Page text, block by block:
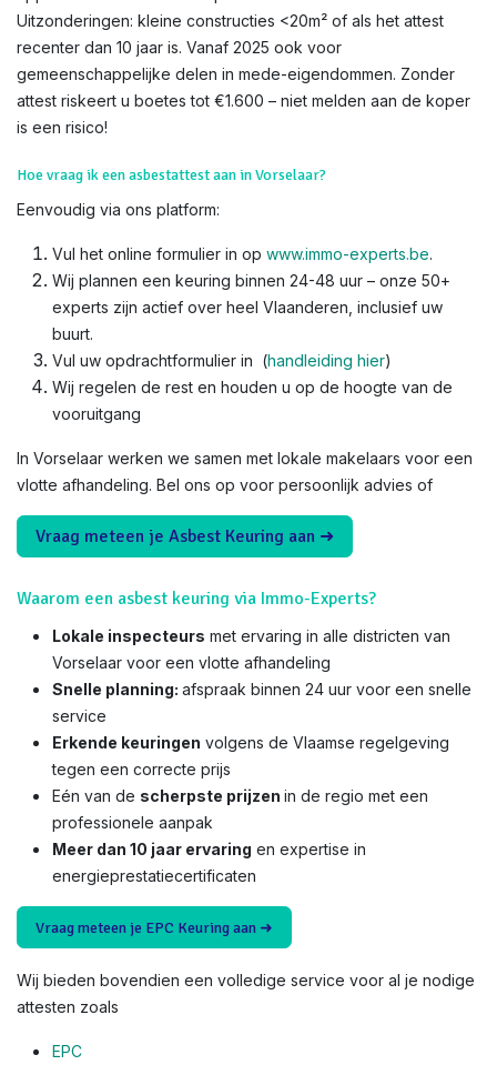
Uitzonderingen: kleine constructies <20m² of als het attest
recenter dan 10 jaar is. Vanaf 2025 ook voor
gemeenschappelijke delen in mede-eigendommen. Zonder
attest riskeert u boetes tot €1.600 – niet melden aan de koper
is een risico!​
Hoe vraag ik een asbestattest aan in Vorselaar?
Eenvoudig via ons platform:
Vul het online formulier in op www.immo-experts.be.
Wij plannen een keuring binnen 24-48 uur – onze 50+
experts zijn actief over heel Vlaanderen, inclusief uw
buurt.
Vul uw opdrachtformulier in (handleiding hier)
Wij regelen de rest en houden u op de hoogte van de
vooruitgang
In Vorselaar werken we samen met lokale makelaars voor een
vlotte afhandeling. Bel ons op voor persoonlijk advies of
Vraag meteen je Asbest Keuring aan ➜
Waarom een asbest keuring via Immo-Experts?
Lokale inspecteurs met ervaring in alle districten van
Vorselaar voor een vlotte afhandeling
Snelle planning: afspraak binnen 24 uur voor een snelle
service
Erkende keuringen volgens de Vlaamse regelgeving
tegen een correcte prijs
Eén van de scherpste prijzen in de regio met een
professionele aanpak
Meer dan 10 jaar ervaring en expertise in
energieprestatiecertificaten
Vraag meteen je EPC Keuring aan ➜
Wij bieden bovendien een volledige service voor al je nodige
attesten zoals
EPC